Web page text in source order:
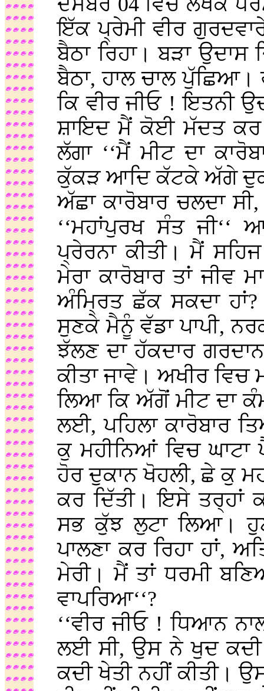
ਇੱਕ ਪ੍ਰੇਮੀ ਵੀਰ
ਬੈਠਾ ਰਿਹਾ। ਬੜਾ ਉਦਾਸ
ਬੈਠਾ, ਹਾਲ ਚਾਲ
ਕਿ ਵੀਰ ਜੀਓ ! ਇਤਨੀ
ਸ਼ਾਇਦ ਮੈਂ ਕੋਈ ਮੱਦਤ ਕਰ
ਲੱਗਾ ‘‘ਮੈਂ ਮੀਟ ਦਾ
ਕੁੱਕੜ ਆਦਿ ਕੱਟਕੇ ਅੱਗੇ
ਅੱਛਾ ਕਾਰੋਬਾਰ ਚਲਦਾ
‘‘ਮਹਾਂਪੁਰਖ ਸੰਤ
ਪ੍ਰੇਰਨਾ ਕੀਤੀ। ਮੈਂ
ਮੇਰਾ ਕਾਰੋਬਾਰ ਤਾਂ ਜੀਵ
ਅੰਮ੍ਰਿਤ ਛੱਕ ਸਕਦਾ
ਸੁਣਕੇ ਮੈਨੂੰ ਵੱਡਾ ਪਾਪੀ,
ਝੱਲਣ ਦਾ ਹੱਕਦਾਰ
ਕੀਤਾ ਜਾਵੇ। ਅਖੀਰ
ਲਿਆ ਕਿ ਅੱਗੋਂ ਮੀਟ ਦਾ
ਲਈ, ਪਹਿਲਾ ਕਾਰੋਬਾਰ
ਕੁ ਮਹੀਨਿਆਂ ਵਿਚ
ਹੋਰ ਦੁਕਾਨ ਖੋਹਲੀ, ਛੇ ਕੁ
ਕਰ ਦਿੱਤੀ। ਇਸੇ
ਸਭ ਕੁੱਝ ਲੁਟਾ ਲਿਆ।
ਪਾਲਣਾ ਕਰ ਰਿਹਾ ਹਾਂ,
ਮੇਰੀ। ਮੈਂ ਤਾਂ ਧਰਮੀ
ਵਾਪਰਿਆ‘‘?
‘‘ਵੀਰ ਜੀਓ ! ਧਿਆਨ
ਲਈ ਸੀ, ਉਸ ਨੇ ਖੁਦ ਕਦੀ
ਕਦੀ ਖੇਤੀ ਨਹੀਂ ਕੀਤੀ।